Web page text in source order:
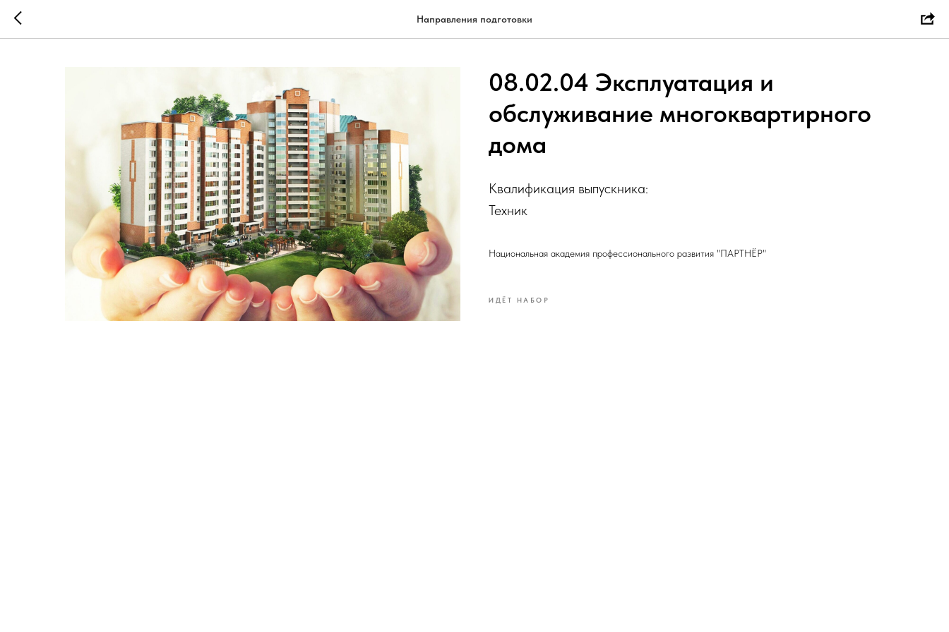
Направления подготовки
08.02.04 Эксплуатация и
обслуживание многоквартирного
дома
Квалификация выпускника:
Техник
Национальная академия профессионального развития "ПАРТНЁР"
ИДЁТ НАБОР